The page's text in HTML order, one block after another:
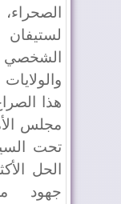
الشخصي
هذا
مجلس
تحت
الحل
جهود